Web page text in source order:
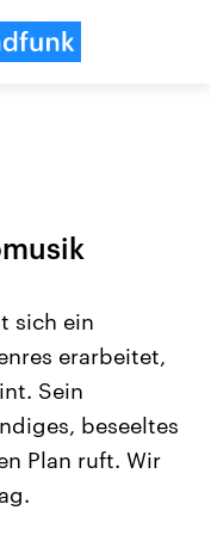
USA
Beiträge,
Hintergründe
und
gehören die Vereinigten
den mächtigsten Ländern
sich ein
erarbeitet,
Sein
beseeltes
Plan ruft. Wir